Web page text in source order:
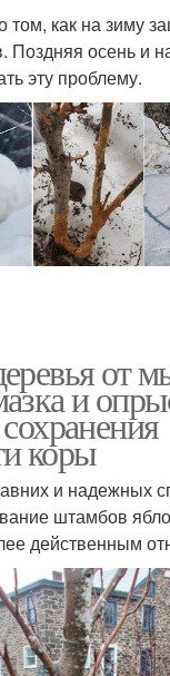
том, как на зиму
Поздняя осень и
эту проблему.
от
и
коры
и надежных
штамбов
действенным